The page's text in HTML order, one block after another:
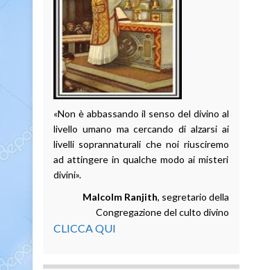
«Non è abbassando il senso del divino al
livello umano ma cercando di alzarsi ai
livelli soprannaturali che noi riusciremo
ad attingere in qualche modo ai misteri
divini».
Malcolm Ranjith, segretario della
Congregazione del culto divino
CLICCA QUI